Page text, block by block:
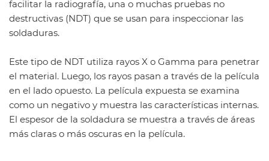
antioxidante, galvanizado, pulido, negro.
Espesor de pared: SCH5S, SCH10S, SCH10, SCH40S, STD, XS,
etc.
Material:
Acero inoxidable: A182 F304 / 304L, A182 F316 / 316L, A182
F321, A182 F310S, A182 F347H, A182 F316Ti, A182 F317, 904L,
1.4301,1.4307,1.4401,1.4571,1.4541, 254Mo y etc.
facilitar la radiografía, una o muchas pruebas no
destructivas (NDT) que se usan para inspeccionar las
soldaduras.
Este tipo de NDT utiliza rayos X o Gamma para penetrar
el material. Luego, los rayos pasan a través de la película
en el lado opuesto. La película expuesta se examina
como un negativo y muestra las características internas.
El espesor de la soldadura se muestra a través de áreas
más claras o más oscuras en la película.